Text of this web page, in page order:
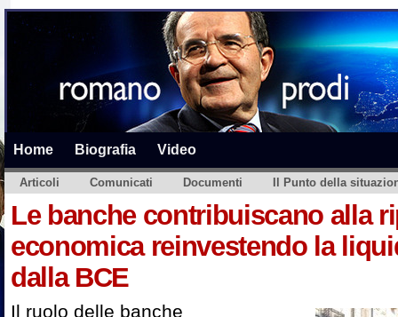
Home Biografia Video
Articoli Comunicati Documenti Il Punto della
Le banche contribuiscano alla
economica reinvestendo la
dalla BCE
Il ruolo delle banche